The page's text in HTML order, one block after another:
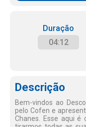
Duração
04:12
Descrição
Bem-vindos ao
pelo Cofen e
Chanes. Esse aqui